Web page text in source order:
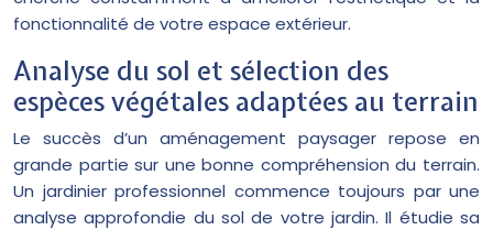
fonctionnalité de votre espace extérieur.
Analyse du sol et sélection des
espèces végétales adaptées au terrain
Le succès d’un aménagement paysager repose en
grande partie sur une bonne compréhension du terrain.
Un jardinier professionnel commence toujours par une
analyse approfondie du sol de votre jardin. Il étudie sa